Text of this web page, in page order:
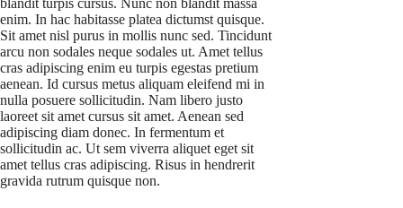
enim. In hac habitasse platea dictumst quisque.
Sit amet nisl purus in mollis nunc sed. Tincidunt
arcu non sodales neque sodales ut. Amet tellus
cras adipiscing enim eu turpis egestas pretium
aenean. Id cursus metus aliquam eleifend mi in
nulla posuere sollicitudin. Nam libero justo
laoreet sit amet cursus sit amet. Aenean sed
adipiscing diam donec. In fermentum et
sollicitudin ac. Ut sem viverra aliquet eget sit
amet tellus cras adipiscing. Risus in hendrerit
gravida rutrum quisque non.